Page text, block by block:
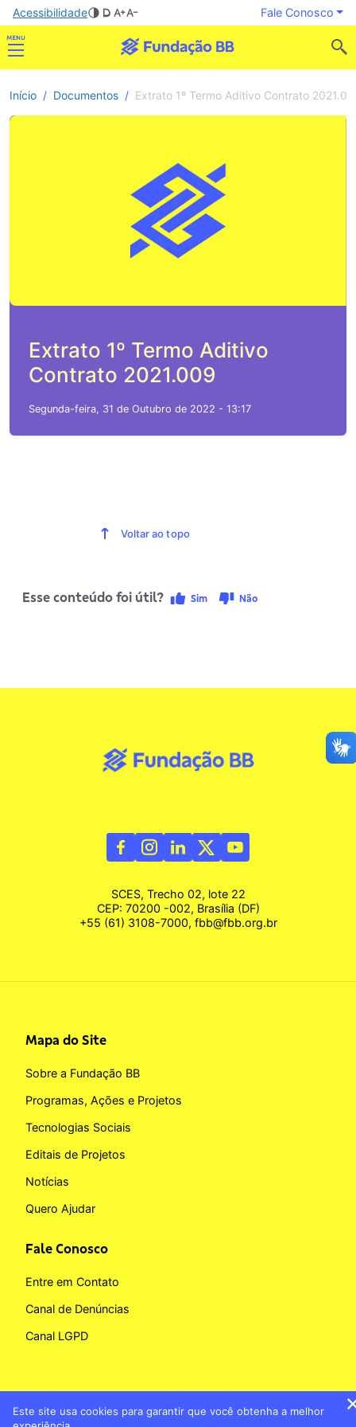
Acessibilidade Fale Conosco
Início Documentos Extrato 1º Termo Aditivo Contrato
Extrato 1º Termo Aditivo
Contrato 2021.009
Segunda-feira, 31 de Outubro de 2022 - 13:17
Voltar ao topo
Esse conteúdo foi útil? Sim Não
SCES, Trecho 02, lote 22
CEP: 70200 -002, Brasília (DF)
+55 (61) 3108-7000, fbb@fbb.org.br
Mapa do Site
Sobre a Fundação BB
Programas, Ações e Projetos
Tecnologias Sociais
Editais de Projetos
Notícias
Quero Ajudar
Fale Conosco
Entre em Contato
Canal de Denúncias
Canal LGPD
Este site usa cookies para garantir que você obtenha a melhor